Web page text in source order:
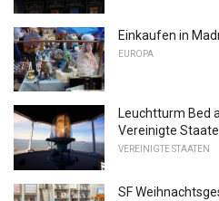
Einkaufen in
EUROPA
Leuchtturm Bed
Vereinigte
VEREINIGTE STAATEN
SF